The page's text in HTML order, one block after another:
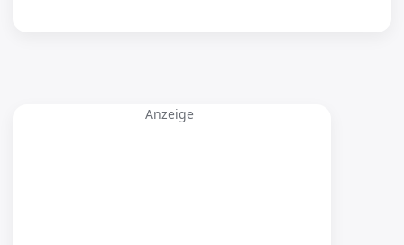
Anzeige